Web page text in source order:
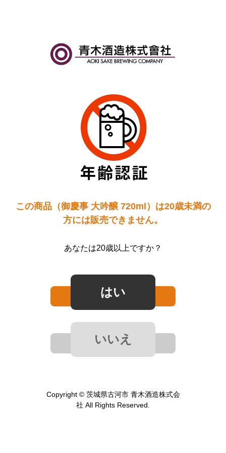
この商品（御慶事 大吟醸 720ml）は20歳未満の
方には販売できません。
あなたは20歳以上ですか？
Copyright © 茨城県古河市 青木酒造株式会
社 All Rights Reserved.